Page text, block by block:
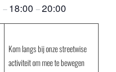
– 18:00 –20:00
Kom langs bij onze streetwise
activiteit om mee te bewegen